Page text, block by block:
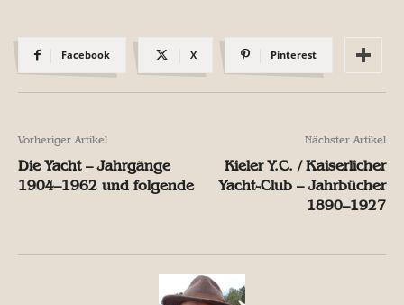
Facebook X Pinterest
Vorheriger Artikel
Die Yacht – Jahrgänge
1904–1962 und folgende
Nächster Artikel
Kieler Y.C. / Kaiserlicher
Yacht-Club – Jahrbücher
1890–1927